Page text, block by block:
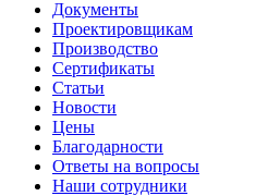
Документы
Проектировщикам
Производство
Сертификаты
Статьи
Новости
Цены
Благодарности
Ответы на вопросы
Наши сотрудники